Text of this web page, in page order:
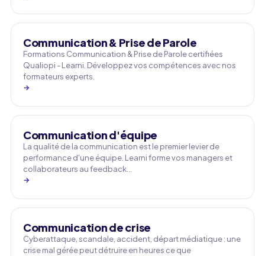
Communication & Prise de Parole
Formations Communication & Prise de Parole certifiées
Qualiopi - Learni. Développez vos compétences avec nos
formateurs experts.
→
Communication d'équipe
La qualité de la communication est le premier levier de
performance d'une équipe. Learni forme vos managers et
collaborateurs au feedback…
→
Communication de crise
Cyberattaque, scandale, accident, départ médiatique : une
crise mal gérée peut détruire en heures ce que